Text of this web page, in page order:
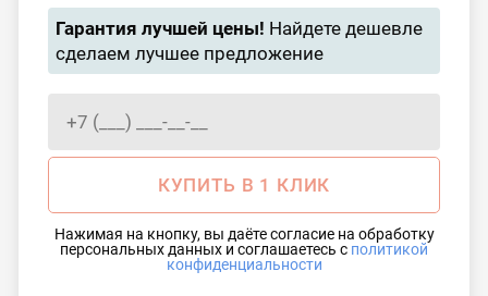
Гарантия лучшей цены! Найдете дешевле
сделаем лучшее предложение
КУПИТЬ В 1 КЛИК
Нажимая на кнопку, вы даёте согласие на обработку
персональных данных и соглашаетесь с политикой
конфиденциальности